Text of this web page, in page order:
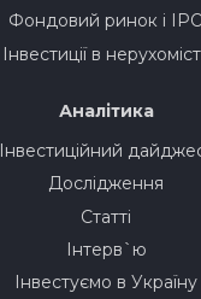
Фондовий ринок і
Інвестиції в
Аналітика
Інвестиційний
Дослідження
Статті
Інтерв`ю
Інвестуємо в Україну